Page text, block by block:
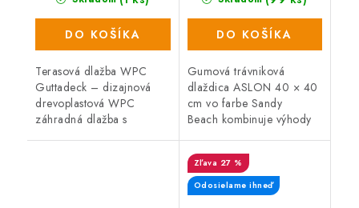
DO KOŠÍKA
Terasová dlažba WPC
Guttadeck – dizajnová
drevoplastová WPC
záhradná dlažba s
DO KOŠÍKA
Gumová trávniková
dlaždica ASLON 40 × 40
cm vo farbe Sandy
Beach kombinuje výhody
gumovej dlaždice pre
odolný a ľahko
udržiavateľný povrch.
27 %
Odosielame ihneď